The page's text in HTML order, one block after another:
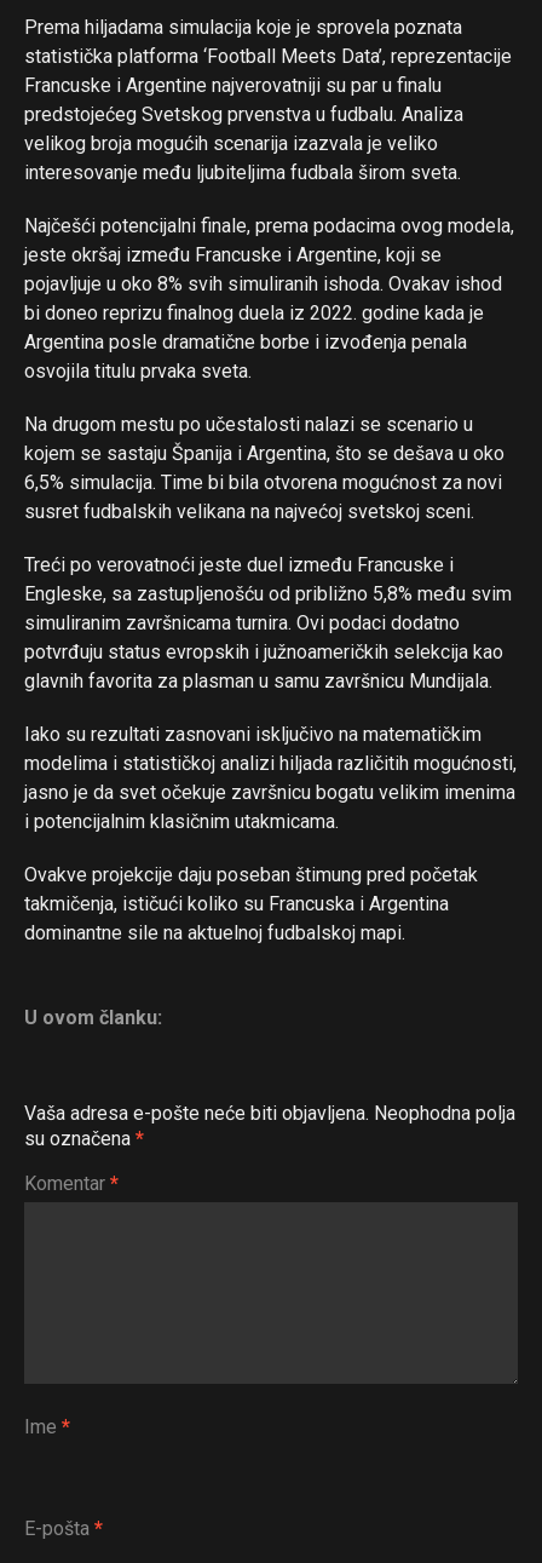
Prema hiljadama simulacija koje je sprovela poznata
statistička platforma ‘Football Meets Data’, reprezentacije
Francuske i Argentine najverovatniji su par u finalu
predstojećeg Svetskog prvenstva u fudbalu. Analiza
velikog broja mogućih scenarija izazvala je veliko
interesovanje među ljubiteljima fudbala širom sveta.
Najčešći potencijalni finale, prema podacima ovog modela,
jeste okršaj između Francuske i Argentine, koji se
pojavljuje u oko 8% svih simuliranih ishoda. Ovakav ishod
bi doneo reprizu finalnog duela iz 2022. godine kada je
Argentina posle dramatične borbe i izvođenja penala
osvojila titulu prvaka sveta.
Na drugom mestu po učestalosti nalazi se scenario u
kojem se sastaju Španija i Argentina, što se dešava u oko
6,5% simulacija. Time bi bila otvorena mogućnost za novi
susret fudbalskih velikana na najvećoj svetskoj sceni.
Treći po verovatnoći jeste duel između Francuske i
Engleske, sa zastupljenošću od približno 5,8% među svim
simuliranim završnicama turnira. Ovi podaci dodatno
potvrđuju status evropskih i južnoameričkih selekcija kao
glavnih favorita za plasman u samu završnicu Mundijala.
Iako su rezultati zasnovani isključivo na matematičkim
modelima i statističkoj analizi hiljada različitih mogućnosti,
jasno je da svet očekuje završnicu bogatu velikim imenima
i potencijalnim klasičnim utakmicama.
Ovakve projekcije daju poseban štimung pred početak
takmičenja, ističući koliko su Francuska i Argentina
dominantne sile na aktuelnoj fudbalskoj mapi.
U ovom članku:
Vaša adresa e-pošte neće biti objavljena. Neophodna polja
su označena *
Komentar *
Ime *
E-pošta *
Flipboard
Reddit
Pinterest
Whatsapp